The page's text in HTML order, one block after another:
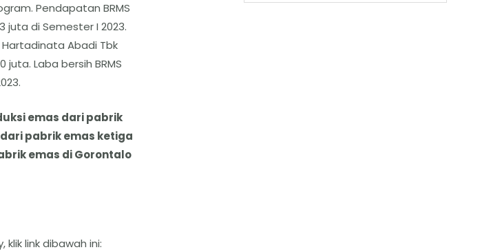
Pendapatan BRMS
juta di Semester I 2023.
Abadi Tbk
juta. Laba bersih BRMS
emas dari pabrik
pabrik emas ketiga
emas di Gorontalo
link dibawah ini: